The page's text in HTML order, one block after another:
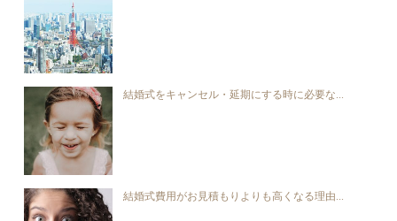
結婚式をキャンセル・延期にする時に必要な...
結婚式費用がお見積もりよりも高くなる理由...